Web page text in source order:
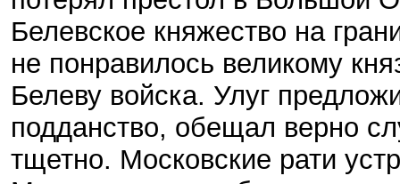
Белевское княжество на
не понравилось великому
Белеву войска. Улуг
подданство, обещал верно
тщетно. Московские рати